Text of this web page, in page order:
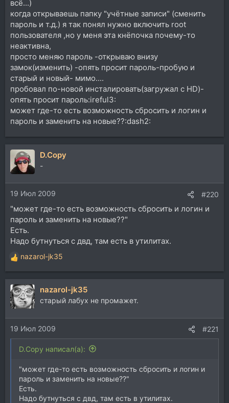
всё...)
когда открываешь папку "учётные записи" (сменить
пароль и т.д.) я так понял нужно включить root
пользователя ,но у меня эта кнёпочка почему-то
неактивна,
просто меняю пароль -открываю внизу
замок(изменить) -опять просит пароль-пробую и
старый и новый- мимо....
пробовал по-новой инсталировать(загружал с HD)-
опять просит пароль:ireful3:
может где-то есть возможность сбросить и логин и
пароль и заменить на новые??:dash2:
D.Copy
-
19 Июл 2009 #220
"может где-то есть возможность сбросить и логин и
пароль и заменить на новые??"
Есть.
Надо бутнуться с двд, там есть в утилитах.
Р
е
а
к
ц
и
и
:
nazarol-jk35
nazarol-jk35
старый лабух не промажет.
19 Июл 2009 #221
D.Copy написал(а):
"может где-то есть возможность сбросить и логин и
пароль и заменить на новые??"
Есть.
Надо бутнуться с двд, там есть в утилитах.